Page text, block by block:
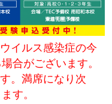
イルス感染症の今
合がございます。
。満席になり次
す。